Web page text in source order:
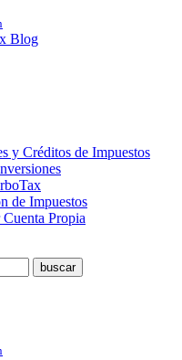
Blog
y Créditos de Impuestos
de Impuestos
Propia
Search
buscar